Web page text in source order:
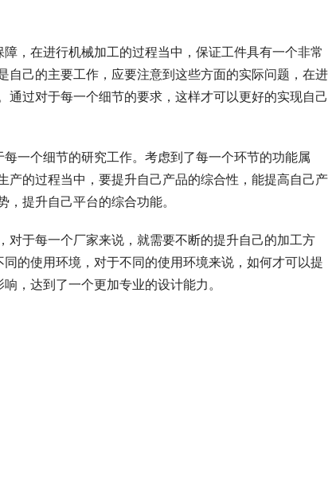
，在进行机械加工的过程当中，保证工件具有一个非常
己的主要工作，应要注意到这些方面的实际问题，在进
过对于每一个细节的要求，这样才可以更好的实现自己
一个细节的研究工作。考虑到了每一个环节的功能属
的过程当中，要提升自己产品的综合性，能提高自己产
提升自己平台的综合功能。
于每一个厂家来说，就需要不断的提升自己的加工方
的使用环境，对于不同的使用环境来说，如何才可以提
，达到了一个更加专业的设计能力。